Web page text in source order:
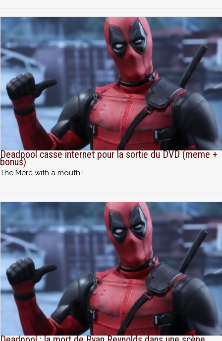
Deadpool casse internet pour la sortie du DVD (meme +
bonus)
The Merc with a mouth !